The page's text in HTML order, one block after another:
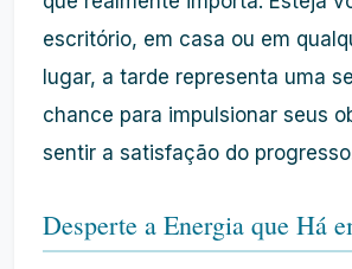
escritório, em casa ou em
lugar, a tarde representa uma
chance para impulsionar seus
sentir a satisfação do
Desperte a Energia que Há